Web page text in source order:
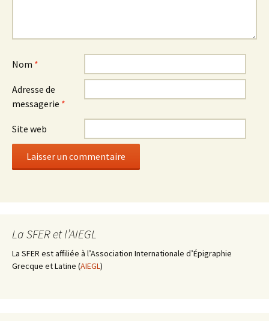
Nom *
Adresse de
messagerie *
Site web
La SFER et l’AIEGL
La SFER est affiliée à l’Association Internationale d’Épigraphie
Grecque et Latine (AIEGL)